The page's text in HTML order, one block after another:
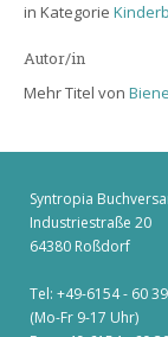
in Kategorie
Autor/in
Mehr Titel von
Syntropia
Industriestraße 20
64380 Roßdorf
Tel: +49-6154 - 60
(Mo-Fr 9-17 Uhr)